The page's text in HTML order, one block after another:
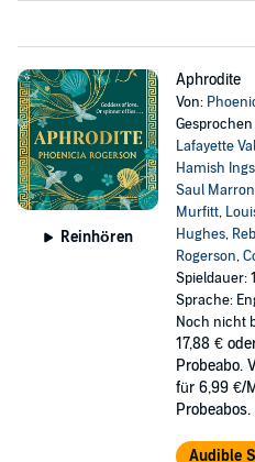
Reinhören
Aphrodite
Von:
Lafayette
Hamish Ings
Saul Marron
Murfitt,
Hughes,
Rogerson,
Spieldauer:
Sprache:
Noch nicht
17,88 €
Probeabo.
für 6,99 €/
Probeabos.
Audible